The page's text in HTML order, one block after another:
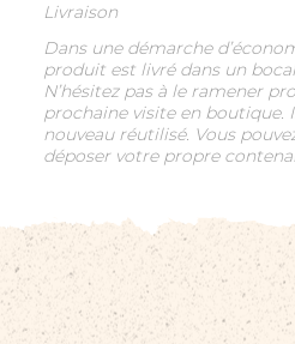
Livraison
Dans une démarche
produit est livré dans un
N’hésitez pas à le ramener
prochaine visite en boutique.
nouveau réutilisé. Vous
déposer votre propre